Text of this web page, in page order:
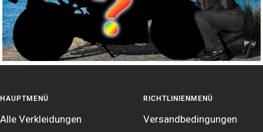
HAUPTMENÜ
Alle Verkleidungen
RICHTLINIENMENÜ
Versandbedingungen